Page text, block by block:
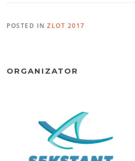
POSTED INZLOT 2017
ORGANIZATOR